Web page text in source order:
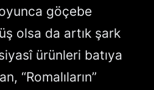
göçebe
olsa da artık şark
ürünleri batıya
“Romalıların”